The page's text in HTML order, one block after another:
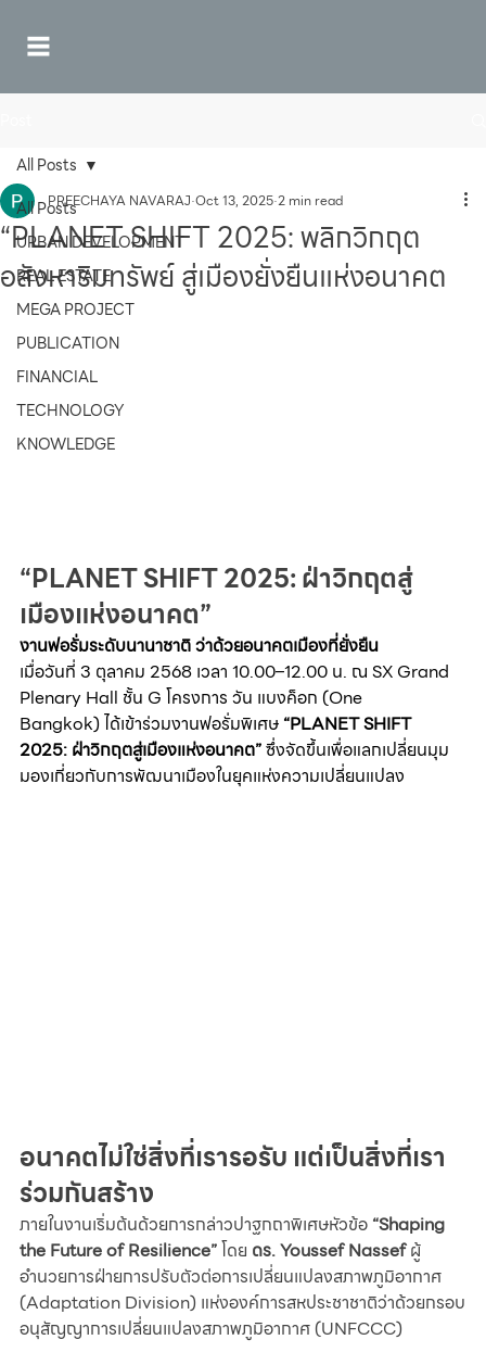
All Posts
URBAN DEVELOPMENT
REAL ESTATE
MEGA PROJECT
PUBLICATION
FINANCIAL
TECHNOLOGY
KNOWLEDGE
All Posts
“PLANET SHIFT 2025: พลิกวิกฤต
อสังหาริมทรัพย์ สู่เมืองยั่งยืนแห่งอนาคต
PREECHAYA NAVARAJ Oct 13, 2025 2 min read
“PLANET SHIFT 2025: ฝ่าวิกฤตสู่
เมืองแห่งอนาคต”
งานฟอรั่มระดับนานาชาติ ว่าด้วยอนาคตเมืองที่ยั่งยืน
เมื่อวันที่ 3 ตุลาคม 2568 เวลา 10.00–12.00 น. ณ SX Grand
Plenary Hall ชั้น G โครงการ วัน แบงค็อก (One
Bangkok) ได้เข้าร่วมงานฟอรั่มพิเศษ “PLANET SHIFT
2025: ฝ่าวิกฤตสู่เมืองแห่งอนาคต” ซึ่งจัดขึ้นเพื่อแลกเปลี่ยนมุม
มองเกี่ยวกับการพัฒนาเมืองในยุคแห่งความเปลี่ยนแปลง
อนาคตไม่ใช่สิ่งที่เรารอรับ แต่เป็นสิ่งที่เรา
ร่วมกันสร้าง
ภายในงานเริ่มต้นด้วยการกล่าวปาฐกถาพิเศษหัวข้อ “Shaping
the Future of Resilience” โดย ดร. Youssef Nassef ผู้
อำนวยการฝ่ายการปรับตัวต่อการเปลี่ยนแปลงสภาพภูมิอากาศ
(Adaptation Division) แห่งองค์การสหประชาชาติว่าด้วยกรอบ
อนุสัญญาการเปลี่ยนแปลงสภาพภูมิอากาศ (UNFCCC)